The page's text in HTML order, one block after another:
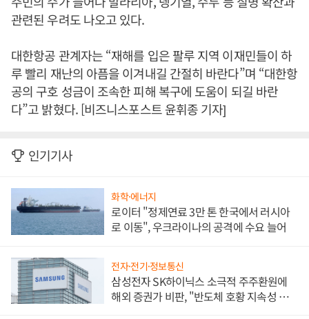
관련된 우려도 나오고 있다.
대한항공 관계자는 “재해를 입은 팔루 지역 이재민들이 하
루 빨리 재난의 아픔을 이겨내길 간절히 바란다”며 “대한항
공의 구호 성금이 조속한 피해 복구에 도움이 되길 바란
다”고 밝혔다. [비즈니스포스트 윤휘종 기자]
인기기사
화학·에너지
로이터 "정제연료 3만 톤 한국에서 러시아
로 이동", 우크라이나의 공격에 수요 늘어
전자·전기·정보통신
삼성전자 SK하이닉스 소극적 주주환원에
해외 증권가 비판, "반도체 호황 지속성 의